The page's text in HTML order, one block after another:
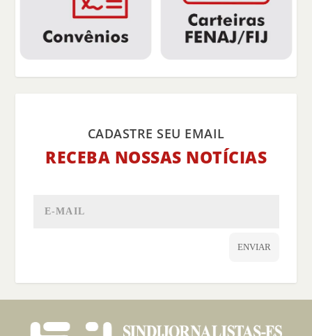
CADASTRE SEU EMAIL
RECEBA NOSSAS NOTÍCIAS
ENVIAR